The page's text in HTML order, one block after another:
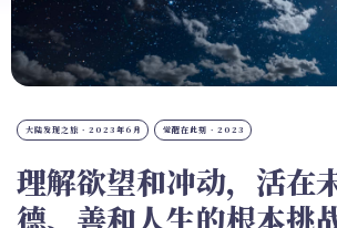
大陆发现之旅 · 2023年6月 觉醒在此刻 · 2023
理解欲望和冲动，活在
德、善和人生的根本挑